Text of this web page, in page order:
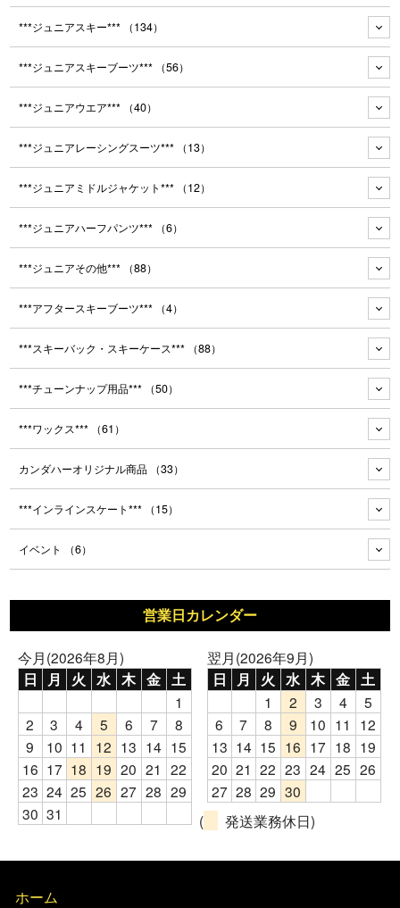
***ジュニアスキー*** （134）
***ジュニアスキーブーツ*** （56）
***ジュニアウエア*** （40）
***ジュニアレーシングスーツ*** （13）
***ジュニアミドルジャケット*** （12）
***ジュニアハーフパンツ*** （6）
***ジュニアその他*** （88）
***アフタースキーブーツ*** （4）
***スキーバック・スキーケース*** （88）
***チューンナップ用品*** （50）
***ワックス*** （61）
カンダハーオリジナル商品 （33）
***インラインスケート*** （15）
イベント （6）
営業日カレンダー
今月(2026年8月)
日 月 火 水 木 金 土
1
2
3 4 5 6 7
8
9
10 11 12 13 14 15
16 17 18 19 20 21 22
23 24 25 26 27 28 29
30 31
翌月(2026年9月)
日 月 火 水 木 金 土
1 2 3 4
5
6
7 8 9 10 11
12
13 14 15 16 17 18 19
20 21 22 23 24 25 26
27 28 29 30
(
発送業務休日)
ホーム